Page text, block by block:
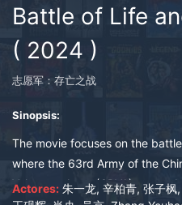
Battle of Life
( 2024 )
志愿军：存亡之战
Sinopsis:
The movie focuses on the
where the 63rd Army of the
Volunteer Army (CPVA) was
Actores: 朱一龙, 辛柏青, 张子枫